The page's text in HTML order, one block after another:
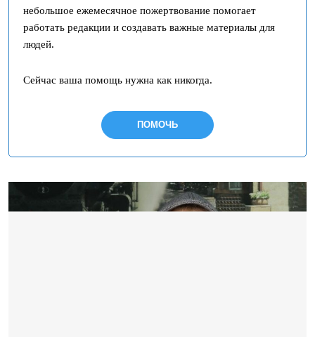
небольшое ежемесячное пожертвование помогает
работать редакции и создавать важные материалы для
людей.
Сейчас ваша помощь нужна как никогда.
ПОМОЧЬ